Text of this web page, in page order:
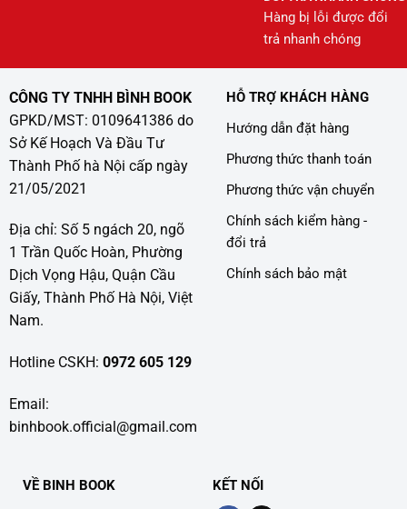
Hàng bị lỗi được đổi
trả nhanh chóng
CÔNG TY TNHH BÌNH BOOK
GPKD/MST: 0109641386 do
Sở Kế Hoạch Và Đầu Tư
Thành Phố hà Nội cấp ngày
21/05/2021
Địa chỉ: Số 5 ngách 20, ngõ
1 Trần Quốc Hoàn, Phường
Dịch Vọng Hậu, Quận Cầu
Giấy, Thành Phố Hà Nội, Việt
Nam.
Hotline CSKH: 0972 605 129
Email:
binhbook.official@gmail.com
HỖ TRỢ KHÁCH HÀNG
Hướng dẫn đặt hàng
Phương thức thanh toán
Phương thức vận chuyển
Chính sách kiểm hàng -
đổi trả
Chính sách bảo mật
VỀ BINH BOOK
KẾT NỐI